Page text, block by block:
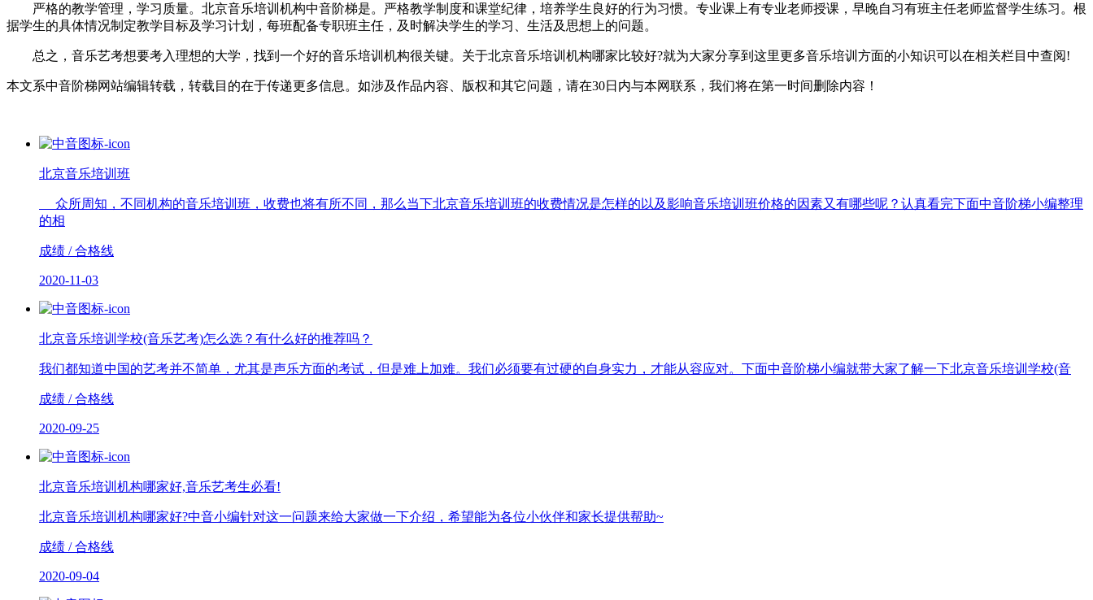
严格的教学管理，学习质量。北京音乐培训机构中音阶梯是。严格教学制度和课堂纪律，培养学生良好的行为习惯。专业课上有专业老师授课，早晚自习有班主任老师监督学生练习。根
据学生的具体情况制定教学目标及学习计划，每班配备专职班主任，及时解决学生的学习、生活及思想上的问题。
总之，音乐艺考想要考入理想的大学，找到一个好的音乐培训机构很关键。关于北京音乐培训机构哪家比较好?就为大家分享到这里更多音乐培训方面的小知识可以在相关栏目中查阅!
本文系中音阶梯网站编辑转载，转载目的在于传递更多信息。如涉及作品内容、版权和其它问题，请在30日内与本网联系，我们将在第一时间删除内容！
北京音乐培训班
众所周知，不同机构的音乐培训班，收费也将有所不同，那么当下北京音乐培训班的收费情况是怎样的以及影响音乐培训班价格的因素又有哪些呢？认真看完下面中音阶梯小编整理
的相
成绩 / 合格线
2020-11-03
北京音乐培训学校(音乐艺考)怎么选？有什么好的推荐吗？
我们都知道中国的艺考并不简单，尤其是声乐方面的考试，但是难上加难。我们必须要有过硬的自身实力，才能从容应对。下面中音阶梯小编就带大家了解一下北京音乐培训学校(音
成绩 / 合格线
2020-09-25
北京音乐培训机构哪家好,音乐艺考生必看!
北京音乐培训机构哪家好?中音小编针对这一问题来给大家做一下介绍，希望能为各位小伙伴和家长提供帮助~
成绩 / 合格线
2020-09-04